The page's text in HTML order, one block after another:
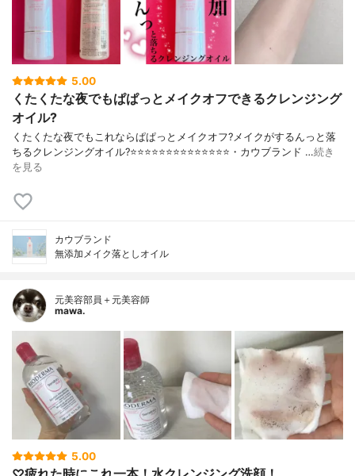
5.00
くたくたな夜でもぱぱっとメイクオフできるクレンジング
オイル?
くたくたな夜でもこれならぱぱっとメイクオフ?メイクがするんっと落
ちるクレンジングオイル?⭐️⭐️⭐️⭐️⭐️⭐️⭐️⭐️⭐️⭐️⭐️⭐️⭐️⭐️・カウブランド …続き
を見る
カウブランド
無添加メイク落としオイル
元美容部員＋元美容師
mawa.
5.00